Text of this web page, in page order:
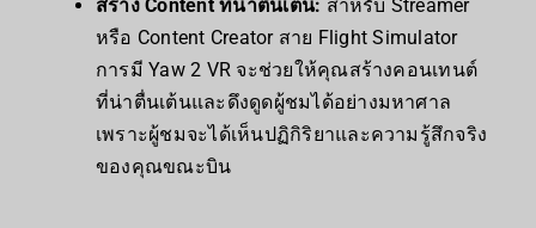
สร้าง Content ที่น่าตื่นเต้น: สำหรับ Streamer
หรือ Content Creator สาย Flight Simulator
การมี Yaw 2 VR จะช่วยให้คุณสร้างคอนเทนต์
ที่น่าตื่นเต้นและดึงดูดผู้ชมได้อย่างมหาศาล
เพราะผู้ชมจะได้เห็นปฏิกิริยาและความรู้สึกจริง
ของคุณขณะบิน